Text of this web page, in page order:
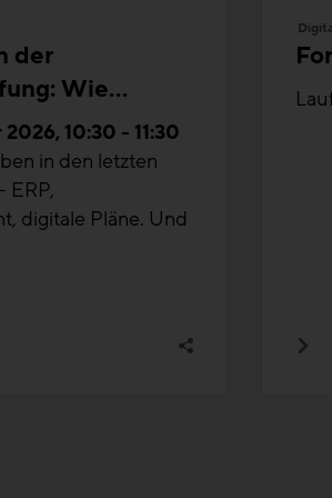
der
Wie
Ihre10:30 - 11:30
in den letzten
ERP,
digitale Pläne. Und